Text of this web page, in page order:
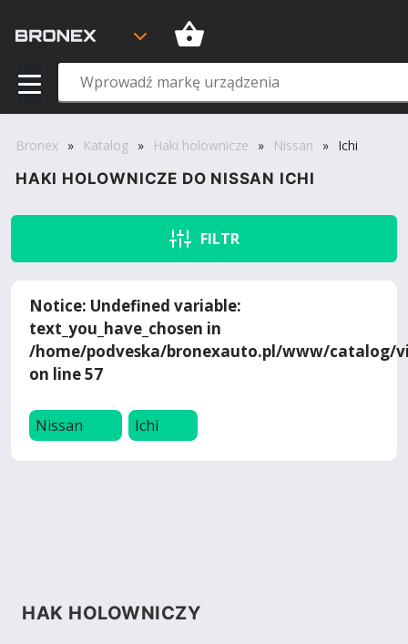
Bronex » Katalog » Haki holownicze » Nissan » Ichi
HAKI HOLOWNICZE DO NISSAN ICHI
FILTR
Notice: Undefined variable:
text_you_have_chosen in
/home/podveska/bronexauto.pl/www/catalog/
on line57
Nissan Ichi
HAK HOLOWNICZY